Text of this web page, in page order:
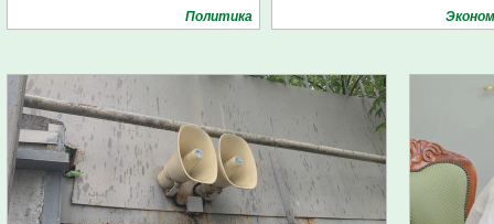
Политика